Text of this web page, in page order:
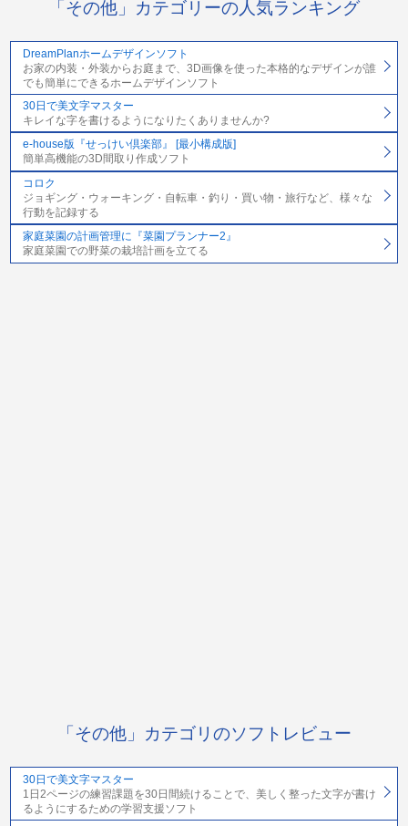
「その他」カテゴリーの人気ランキング
DreamPlanホームデザインソフト
お家の内装・外装からお庭まで、3D画像を使った本格的なデザインが誰
でも簡単にできるホームデザインソフト
30日で美文字マスター
キレイな字を書けるようになりたくありませんか?
e-house版『せっけい倶楽部』 [最小構成版]
簡単高機能の3D間取り作成ソフト
コロク
ジョギング・ウォーキング・自転車・釣り・買い物・旅行など、様々な
行動を記録する
家庭菜園の計画管理に『菜園プランナー2』
家庭菜園での野菜の栽培計画を立てる
「その他」カテゴリのソフトレビュー
30日で美文字マスター
1日2ページの練習課題を30日間続けることで、美しく整った文字が書け
るようにするための学習支援ソフト